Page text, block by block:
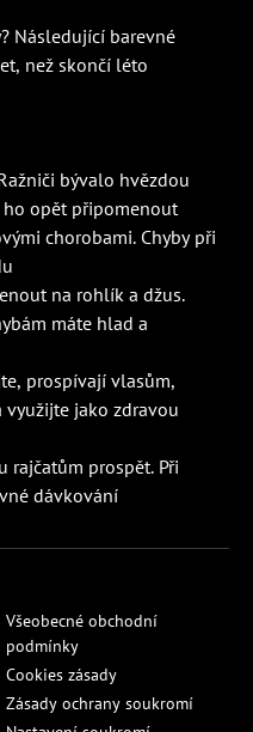
Následující barevné
než skončí léto
bývalo hvězdou
ho opět připomenout
chorobami. Chyby při
na rohlík a džus.
máte hlad a
prospívají vlasům,
využijte jako zdravou
rajčatům prospět. Při
dávkování
Všeobecné obchodní
podmínky
Cookies zásady
Zásady ochrany soukromí